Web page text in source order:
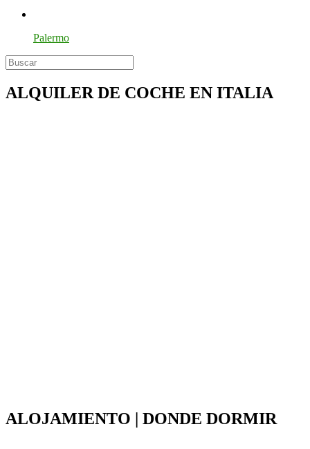
Palermo
ALQUILER DE COCHE EN ITALIA
ALOJAMIENTO | DONDE DORMIR